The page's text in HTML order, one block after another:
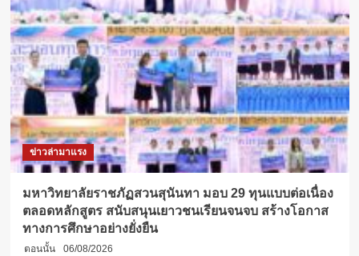
ข่าวล่ามาแรง
มหาวิทยาลัยราชภัฏสวนสุนันทา มอบ 29 ทุนแบบต่อเนื่อง
ตลอดหลักสูตร สนับสนุนเยาวชนเรียนจนจบ สร้างโอกาส
ทางการศึกษาอย่างยั่งยืน
ตอนนั้น 06/08/2026